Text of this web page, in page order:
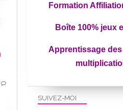
PARENTALITÉ
SUIVEZ-MOI
Formation
Boîte 100% jeux
Apprentissage